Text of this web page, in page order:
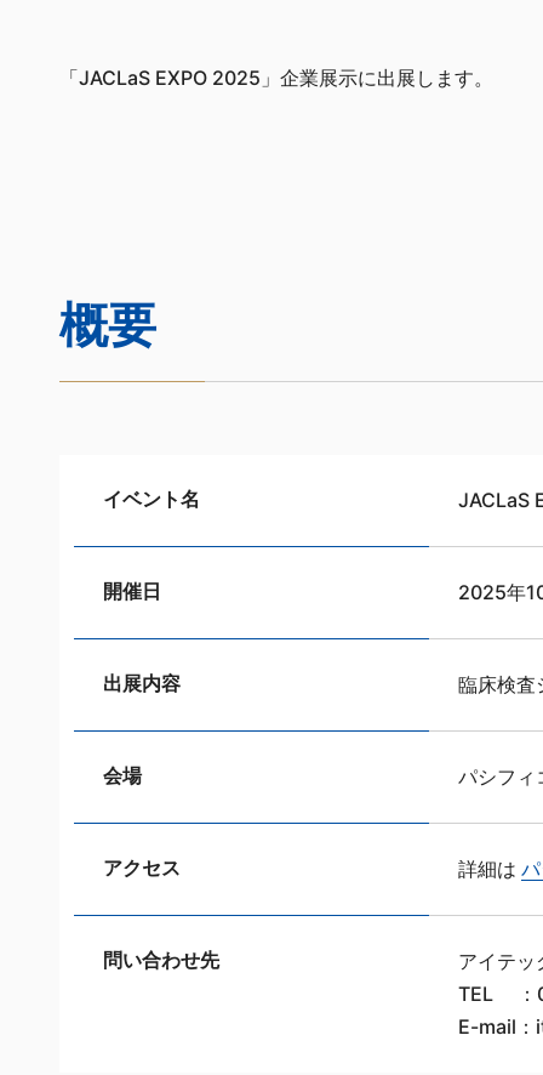
「JACLaS EXPO 2025」企業展示に出展します。
概要
イベント名 JACLaS
開催日 2025年
出展内容 臨床検査
会場 パシフィ
アクセス 詳細は
問い合わせ先
アイテ
TEL ：
E-mail